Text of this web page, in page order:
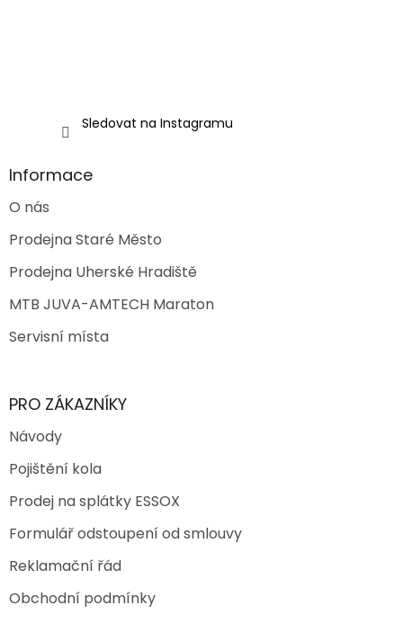
Sledovat na Instagramu
Informace
O nás
Prodejna Staré Město
Prodejna Uherské Hradiště
MTB JUVA-AMTECH Maraton
Servisní místa
PRO ZÁKAZNÍKY
Návody
Pojištění kola
Prodej na splátky ESSOX
Formulář odstoupení od smlouvy
Reklamační řád
Obchodní podmínky